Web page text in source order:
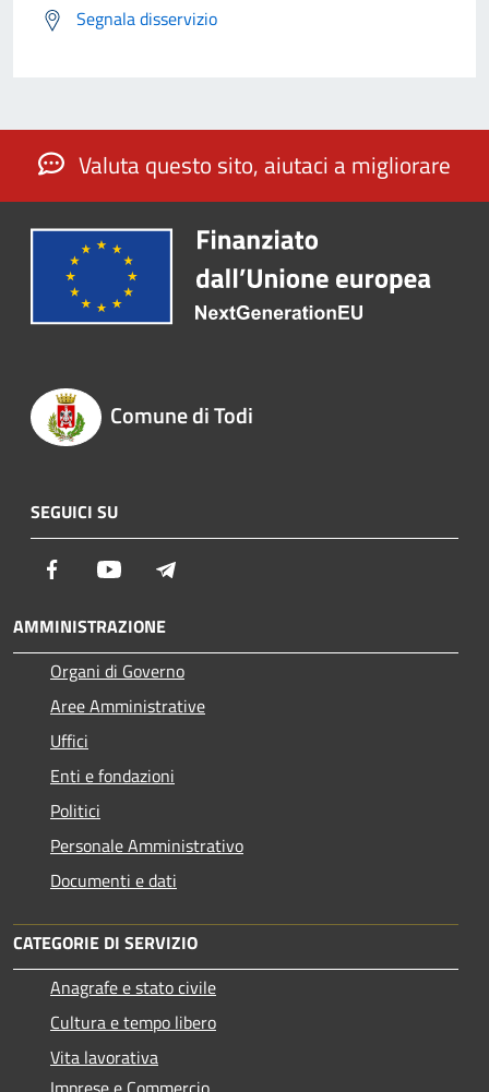
Segnala disservizio
Valuta questo sito, aiutaci a migliorare
Comune di Todi
SEGUICI SU
Facebook Youtube
AMMINISTRAZIONE
Organi di Governo
Aree Amministrative
Uffici
Enti e fondazioni
Politici
Personale Amministrativo
Documenti e dati
CATEGORIE DI SERVIZIO
Anagrafe e stato civile
Cultura e tempo libero
Vita lavorativa